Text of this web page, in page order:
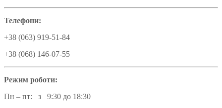
Телефони:
+38 (063) 919-51-84
+38 (068) 146-07-55
Режим роботи:
Пн – пт: з 9:30 до 18:30